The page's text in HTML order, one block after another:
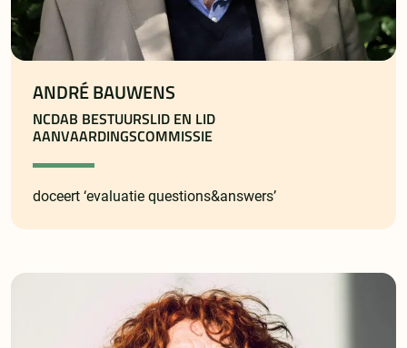
ANDRÉ BAUWENS
NCDAB BESTUURSLID EN LID
AANVAARDINGSCOMMISSIE
doceert ‘evaluatie questions&answers’